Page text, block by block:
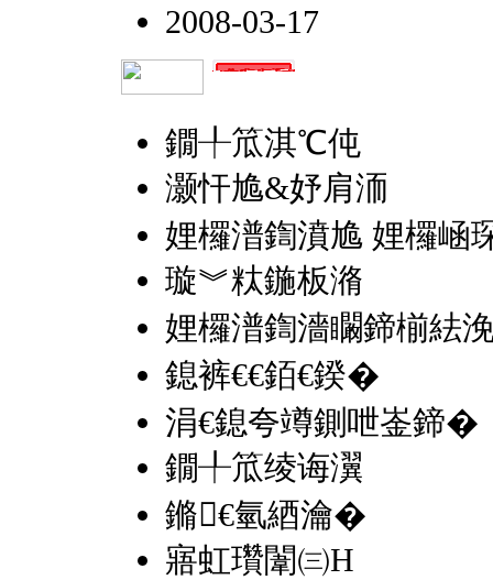
2008-03-17
鐗╀笟淇℃伅
灏忓尯&妤肩洏
娌欏潽鍧濆尯 娌欏崡
璇︾粏鍦板潃
娌欏潽鍧濇矙鍗椾紶
鎴裤€€銆€鍨�
涓€鎴夸竴鍘呭崟鍗�
鐗╀笟绫诲瀷
鏅€氫綇瀹�
寤虹瓚闈㈢Н